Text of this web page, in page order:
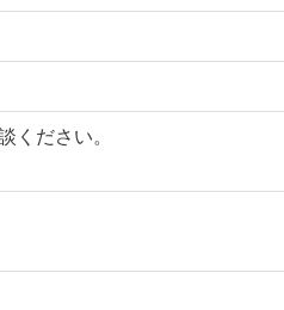
ください。